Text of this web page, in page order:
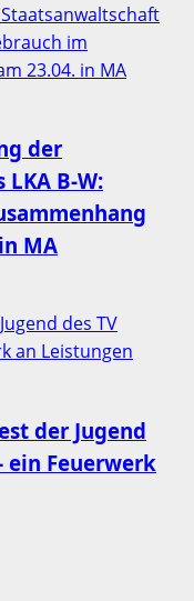
im
23.04. in MA
der
B-W:
MA
des TV
an Leistungen
der Jugend
ein Feuerwerk